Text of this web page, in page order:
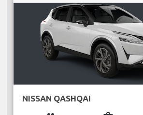
NISSAN QASHQAI